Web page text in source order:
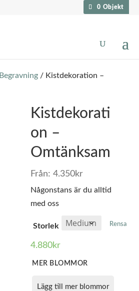
0 Objekt
Begravning/ Kistdekoration –
Kistdekorati
on –
Omtänksam
Från:4.350kr
Någonstans är du alltid
med oss
Storlek Rensa
4.880kr
MER BLOMMOR
Lägg till mer blommor